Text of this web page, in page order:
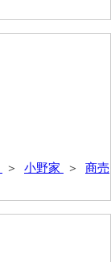
＞ 小野家 ＞ 商売